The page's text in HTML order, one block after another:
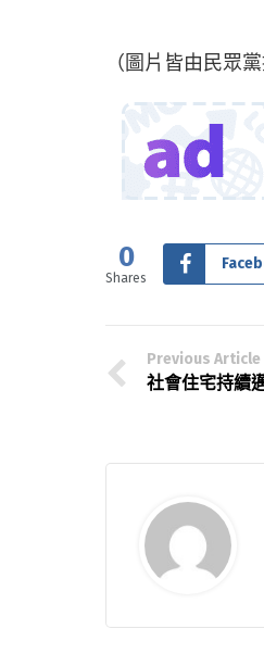
（圖片皆由民眾黨
0
Shares
Previous Article
社會住宅持續